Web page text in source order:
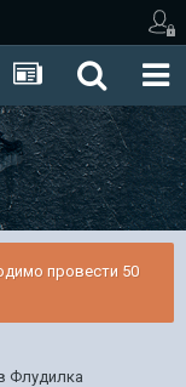
провести 50
Флудилка